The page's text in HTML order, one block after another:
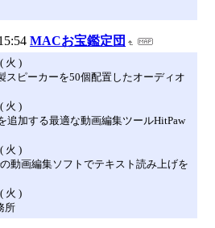
MACお宝鑑定団
火 )
スピーカーを50個配置したオーディオ
火 )
追加する最適な動画編集ツールHitPaw
火 )
動画編集ソフトでテキスト読み上げを
火 )
所